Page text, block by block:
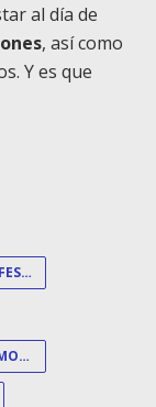
al día de
, así como
Y es que
FORMACIÓN PROFESIONALES
PROFESIONAL INMOBILIARIO